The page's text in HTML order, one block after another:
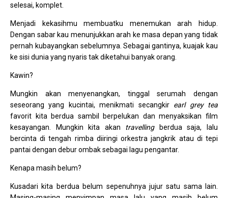
selesai, komplet.
Menjadi kekasihmu membuatku menemukan arah hidup.
Dengan sabar kau menunjukkan arah ke masa depan yang tidak
pernah kubayangkan sebelumnya. Sebagai gantinya, kuajak kau
ke sisi dunia yang nyaris tak diketahui banyak orang.
Kawin?
Mungkin akan menyenangkan, tinggal serumah dengan
seseorang yang kucintai, menikmati secangkir earl grey tea
favorit kita berdua sambil berpelukan dan menyaksikan film
kesayangan. Mungkin kita akan travelling
berdua saja, lalu
bercinta di tengah rimba diiringi orkestra jangkrik atau di tepi
pantai dengan debur ombak sebagai lagu pengantar.
Kenapa masih belum?
Kusadari kita berdua belum sepenuhnya jujur satu sama lain.